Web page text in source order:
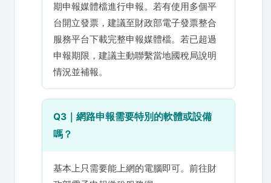
期申報媒體檔進行申報。若有使用多個平
台開立發票，建議至財政部電子發票整合
服務平台下載完整申報媒體檔。若已超過
申報期限，建議主動聯繫當地國稅局說明
情況並補報。
Q3｜網路申報需要特別的軟體或設備
嗎？
基本上只需要能上網的電腦即可。前往財